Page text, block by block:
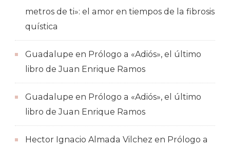
metros de ti»: el amor en tiempos de la fibrosis
quística
Guadalupe en Prólogo a «Adiós», el último
libro de Juan Enrique Ramos
Guadalupe en Prólogo a «Adiós», el último
libro de Juan Enrique Ramos
Hector Ignacio Almada Vilchez en Prólogo a